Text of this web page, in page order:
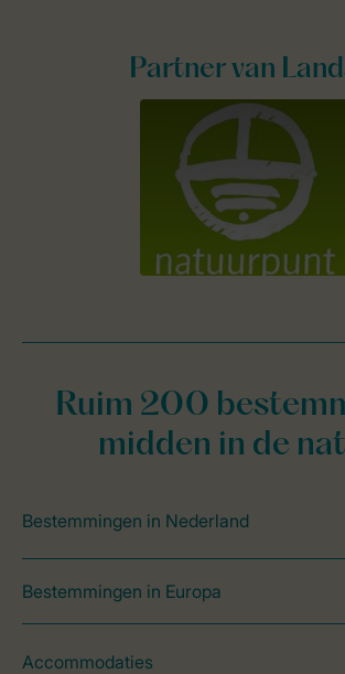
Partner van
Ruim 200
midden in de
Bestemmingen in Nederland
Bestemmingen in Europa
Accommodaties